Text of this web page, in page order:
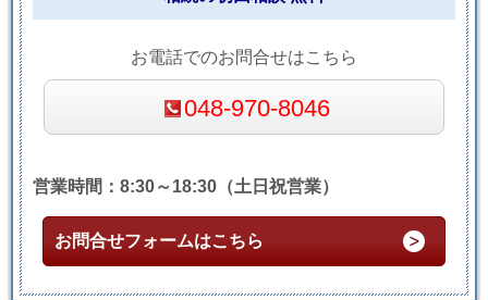
お電話でのお問合せはこちら
048-970-8046
営業時間：8:30～18:30（土日祝営業）
お問合せフォームはこちら